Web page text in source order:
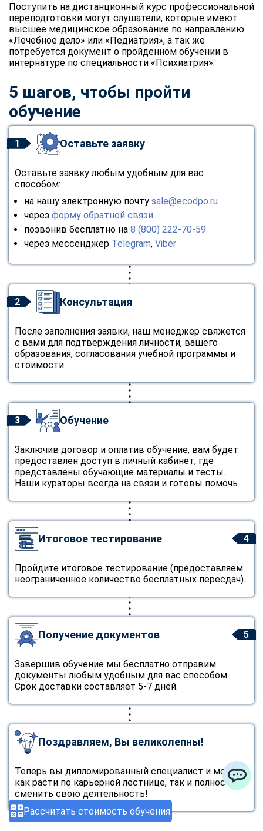
Рассчитать стоимость обучения
Поступить на дистанционный курс профессиональной
переподготовки могут слушатели, которые имеют
высшее медицинское образование по направлению
«Лечебное дело» или «Педиатрия», а так же
потребуется документ о пройденном обучении в
интернатуре по специальности «Психиатрия».
5 шагов, чтобы пройти
обучение
1 Оставьте заявку
Оставьте заявку любым удобным для вас
способом:
на нашу электронную почту sale@ecodpo.ru
через форму обратной связи
позвонив бесплатно на 8 (800) 222-70-59
через мессенджер Telegram, Viber
2 Консультация
После заполнения заявки, наш менеджер свяжется
с вами для подтверждения личности, вашего
образования, согласования учебной программы и
стоимости.
3 Обучение
Заключив договор и оплатив обучение, вам будет
предоставлен доступ в личный кабинет, где
представлены обучающие материалы и тесты.
Наши кураторы всегда на связи и готовы помочь.
4
Итоговое тестирование
Пройдите итоговое тестирование (предоставляем
неограниченное количество бесплатных пересдач).
5
Получение документов
Завершив обучение мы бесплатно отправим
документы любым удобным для вас способом.
Срок доставки составляет 5-7 дней.
Поздравляем, Вы великолепны!
Теперь вы дипломированный специалист и можете
как расти по карьерной лестнице, так и полностью
сменить свою деятельность!
ChatApp
Мессенджеры
Свяжитесь с нами через любой удобный мессенджер!
Telegram WhatsApp
Vkontakte
Max
ChatApp